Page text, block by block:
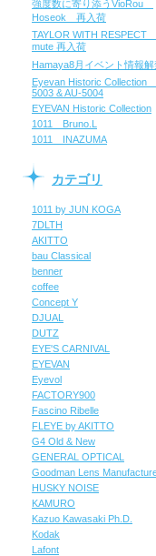
強度数に寄り添うVioRou
Hoseok 再入荷
TAYLOR WITH RESPECT
mute 再入荷
Hamaya8月イベント情報解
Eyevan Historic Collection
5003 & AU-5004
EYEVAN Historic Collection
1011 Bruno.L
1011 INAZUMA
カテゴリ
1011 by JUN KOGA
7DLTH
AKITTO
bau Classical
benner
coffee
Concept Y
DJUAL
DUTZ
EYE'S CARNIVAL
EYEVAN
Eyevol
FACTORY900
Fascino Ribelle
FLEYE by AKITTO
G4 Old & New
GENERAL OPTICAL
Goodman Lens
HUSKY NOISE
KAMURO
Kazuo Kawasaki Ph.D.
Kodak
Lafont